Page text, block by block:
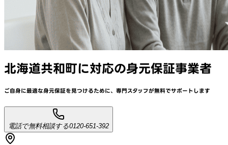
北海道共和町に対応の身元保証事業者
ご自身に最適な身元保証を見つけるために、 専門スタッフが無料でサポートします
電話で無料相談する0120-651-392